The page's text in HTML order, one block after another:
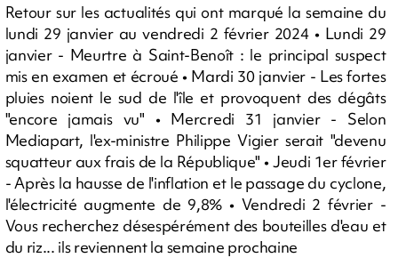
Retour sur les actualités qui ont marqué la semaine du
lundi 29 janvier au vendredi 2 février 2024 • Lundi 29
janvier - Meurtre à Saint-Benoît : le principal suspect
mis en examen et écroué • Mardi 30 janvier - Les fortes
pluies noient le sud de l'île et provoquent des dégâts
"encore jamais vu" • Mercredi 31 janvier - Selon
Mediapart, l'ex-ministre Philippe Vigier serait "devenu
squatteur aux frais de la République" • Jeudi 1er février
- Après la hausse de l'inflation et le passage du cyclone,
l'électricité augmente de 9,8% • Vendredi 2 février -
Vous recherchez désespérément des bouteilles d'eau et
du riz... ils reviennent la semaine prochaine